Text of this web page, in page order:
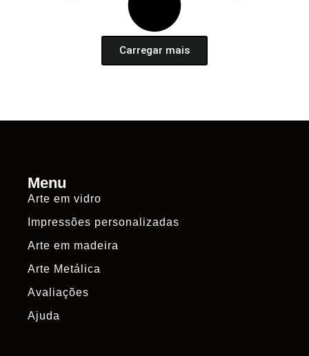
Carregar mais
Menu
Arte em vidro
Impressões personalizadas
Arte em madeira
Arte Metálica
Avaliações
Ajuda